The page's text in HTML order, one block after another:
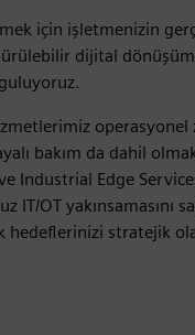
için işletmenizin
dijital
bakım da dahil
Industrial Edge
OT yakınsamasını
hedeflerinizi stratejik